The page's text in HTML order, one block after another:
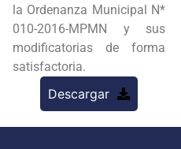
la Ordenanza Municipal N*
010-2016-MPMN y sus
modificatorias de forma
satisfactoria.
Descargar